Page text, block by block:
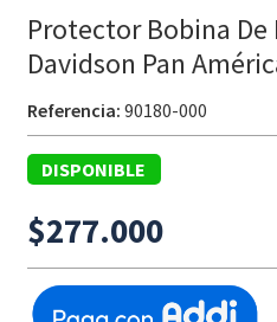
Protector Bobina
Davidson Pan
Referencia: 90180-000
DISPONIBLE
$277.000